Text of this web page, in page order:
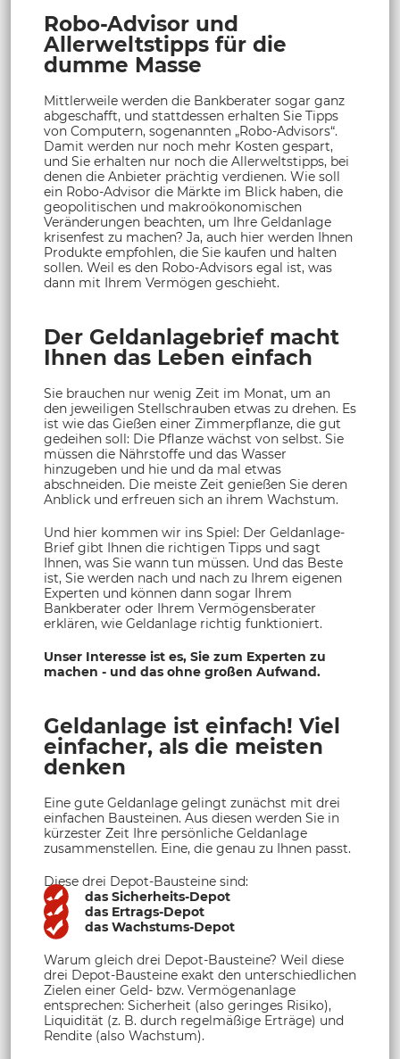
Robo-Advisor und
Allerweltstipps für die
dumme Masse
Mittlerweile werden die Bankberater sogar ganz
abgeschafft, und stattdessen erhalten Sie Tipps
von Computern, sogenannten „Robo-Advisors“.
Damit werden nur noch mehr Kosten gespart,
und Sie erhalten nur noch die Allerweltstipps, bei
denen die Anbieter prächtig verdienen. Wie soll
ein Robo-Advisor die Märkte im Blick haben, die
geopolitischen und makroökonomischen
Veränderungen beachten, um Ihre Geldanlage
krisenfest zu machen? Ja, auch hier werden Ihnen
Produkte empfohlen, die Sie kaufen und halten
sollen. Weil es den Robo-Advisors egal ist, was
dann mit Ihrem Vermögen geschieht.
Der Geldanlagebrief macht
Ihnen das Leben einfach
Sie brauchen nur wenig Zeit im Monat, um an
den jeweiligen Stellschrauben etwas zu drehen. Es
ist wie das Gießen einer Zimmerpflanze, die gut
gedeihen soll: Die Pflanze wächst von selbst. Sie
müssen die Nährstoffe und das Wasser
hinzugeben und hie und da mal etwas
abschneiden. Die meiste Zeit genießen Sie deren
Anblick und erfreuen sich an ihrem Wachstum.
Und hier kommen wir ins Spiel: Der Geldanlage-
Brief gibt Ihnen die richtigen Tipps und sagt
Ihnen, was Sie wann tun müssen. Und das Beste
ist, Sie werden nach und nach zu Ihrem eigenen
Experten und können dann sogar Ihrem
Bankberater oder Ihrem Vermögensberater
erklären, wie Geldanlage richtig funktioniert.
Unser Interesse ist es, Sie zum Experten zu
machen - und das ohne großen Aufwand.
Geldanlage ist einfach! Viel
einfacher, als die meisten
denken
Eine gute Geldanlage gelingt zunächst mit drei
einfachen Bausteinen. Aus diesen werden Sie in
kürzester Zeit Ihre persönliche Geldanlage
zusammenstellen. Eine, die genau zu Ihnen passt.
Diese drei Depot-Bausteine sind:
das Sicherheits-Depot
das Ertrags-Depot
das Wachstums-Depot
Warum gleich drei Depot-Bausteine? Weil diese
drei Depot-Bausteine exakt den unterschiedlichen
Zielen einer Geld- bzw. Vermögenanlage
entsprechen: Sicherheit (also geringes Risiko),
Liquidität (z. B. durch regelmäßige Erträge) und
Rendite (also Wachstum).